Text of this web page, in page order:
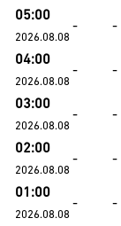
05:00
2026.08.08
- -
04:00
2026.08.08
- -
03:00
2026.08.08
- -
02:00
2026.08.08
- -
01:00
2026.08.08
- -